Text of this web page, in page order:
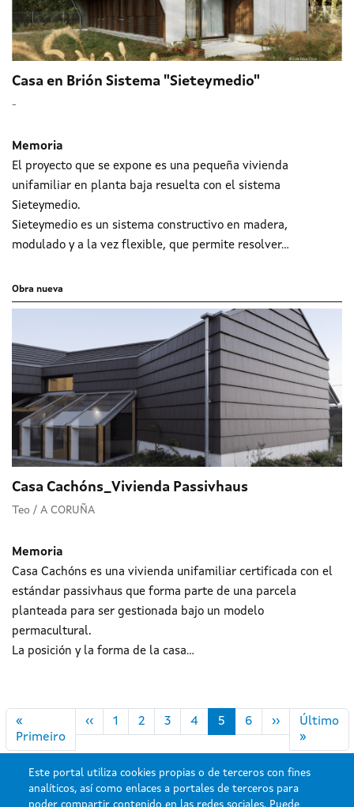
Este portal utiliza cookies propias o de terceros con fines
analíticos, así como enlaces a portales de terceros para
Casa en Brión Sistema "Sieteymedio"
-
Memoria
El proyecto que se expone es una pequeña vivienda
unifamiliar en planta baja resuelta con el sistema
Sieteymedio.
Sieteymedio es un sistema constructivo en madera,
modulado y a la vez flexible, que permite resolver...
Obra nueva
Casa Cachóns_Vivienda Passivhaus
Teo / A CORUÑA
Memoria
Casa Cachóns es una vivienda unifamiliar certificada con el
estándar passivhaus que forma parte de una parcela
planteada para ser gestionada bajo un modelo
permacultural.
La posición y la forma de la casa...
Paginación
«
PrimeiroPrimera página
‹‹Página anterior
1 2 3 4 5 6 ››Siguiente
Último
»Última